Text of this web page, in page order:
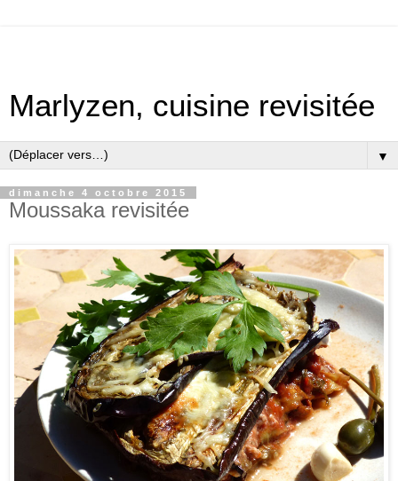
Marlyzen, cuisine revisitée
▼
dimanche 4 octobre 2015
Moussaka revisitée